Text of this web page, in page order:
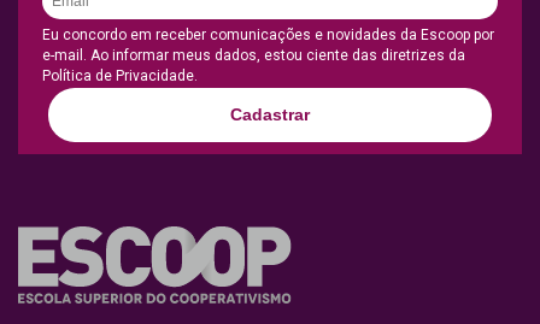
Eu concordo em receber comunicações e novidades da Escoop por
e-mail. Ao informar meus dados, estou ciente das diretrizes da
Política de Privacidade.
Cadastrar